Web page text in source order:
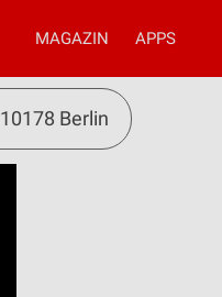
MAGAZIN APPS
10178 Berlin